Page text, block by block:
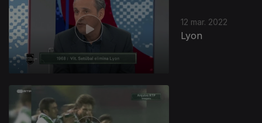
12 mar. 2022
Lyon